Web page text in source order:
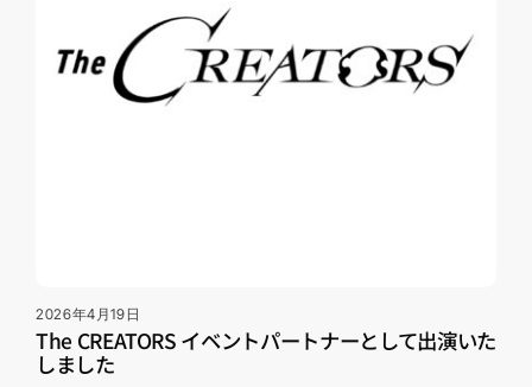
2026年4月19日
The CREATORS イベントパートナーとして出演いた
しました